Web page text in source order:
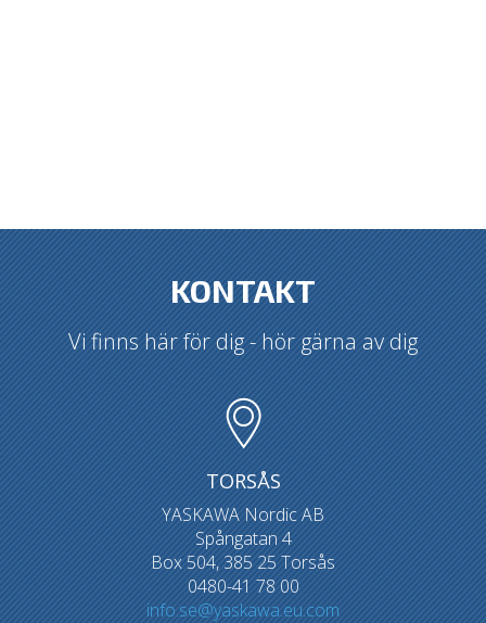
KONTAKT
Vi finns här för dig - hör gärna av dig
TORSÅS
YASKAWA Nordic AB
Spångatan 4
Box 504, 385 25 Torsås
0480-41 78 00
info.se@yaskawa.eu.com